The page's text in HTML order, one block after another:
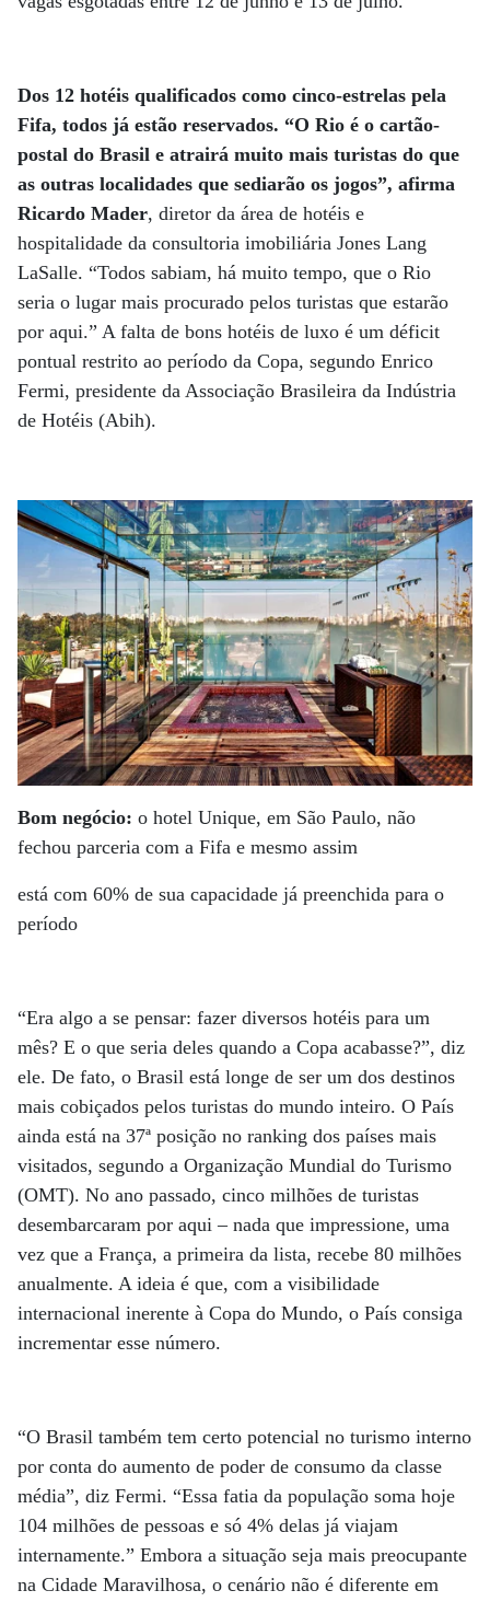
Dos 12 hotéis qualificados como cinco-estrelas pela
Fifa, todos já estão reservados. “O Rio é o cartão-
postal do Brasil e atrairá muito mais turistas do que
as outras localidades que sediarão os jogos”, afirma
Ricardo Mader, diretor da área de hotéis e
hospitalidade da consultoria imobiliária Jones Lang
LaSalle. “Todos sabiam, há muito tempo, que o Rio
seria o lugar mais procurado pelos turistas que estarão
por aqui.” A falta de bons hotéis de luxo é um déficit
pontual restrito ao período da Copa, segundo Enrico
Fermi, presidente da Associação Brasileira da Indústria
de Hotéis (Abih).
Bom negócio: o hotel Unique, em São Paulo, não
fechou parceria com a Fifa e mesmo assim
está com 60% de sua capacidade já preenchida para o
período
“Era algo a se pensar: fazer diversos hotéis para um
mês? E o que seria deles quando a Copa acabasse?”, diz
ele. De fato, o Brasil está longe de ser um dos destinos
mais cobiçados pelos turistas do mundo inteiro. O País
ainda está na 37ª posição no ranking dos países mais
visitados, segundo a Organização Mundial do Turismo
(OMT). No ano passado, cinco milhões de turistas
desembarcaram por aqui – nada que impressione, uma
vez que a França, a primeira da lista, recebe 80 milhões
anualmente. A ideia é que, com a visibilidade
internacional inerente à Copa do Mundo, o País consiga
incrementar esse número.
“O Brasil também tem certo potencial no turismo interno
por conta do aumento de poder de consumo da classe
média”, diz Fermi. “Essa fatia da população soma hoje
104 milhões de pessoas e só 4% delas já viajam
internamente.” Embora a situação seja mais preocupante
na Cidade Maravilhosa, o cenário não é diferente em